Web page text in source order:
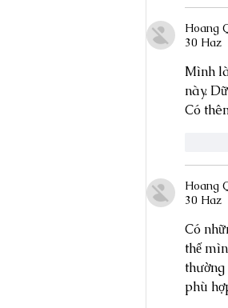
Hoang
30 Haz
Mình
này.
Có
Hoang
30 Haz
Có
thế
thường
phù